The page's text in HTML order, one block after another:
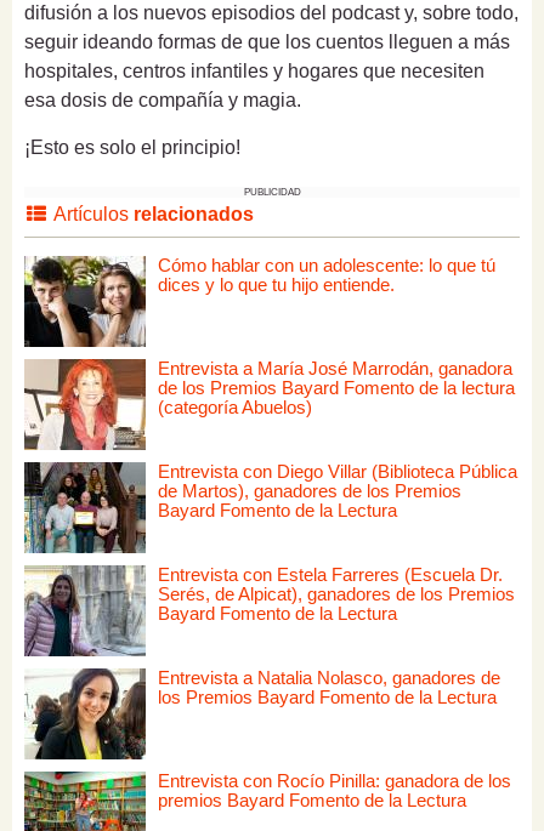
difusión a los nuevos episodios del podcast y, sobre todo,
seguir ideando formas de que los cuentos lleguen a más
hospitales, centros infantiles y hogares que necesiten
esa dosis de compañía y magia.
¡Esto es solo el principio!
PUBLICIDAD
Artículos relacionados
Cómo hablar con un adolescente: lo que tú
dices y lo que tu hijo entiende.
Entrevista a María José Marrodán, ganadora
de los Premios Bayard Fomento de la lectura
(categoría Abuelos)
Entrevista con Diego Villar (Biblioteca Pública
de Martos), ganadores de los Premios
Bayard Fomento de la Lectura
Entrevista con Estela Farreres (Escuela Dr.
Serés, de Alpicat), ganadores de los Premios
Bayard Fomento de la Lectura
Entrevista a Natalia Nolasco, ganadores de
los Premios Bayard Fomento de la Lectura
Entrevista con Rocío Pinilla: ganadora de los
premios Bayard Fomento de la Lectura